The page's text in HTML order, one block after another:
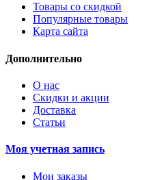
Товары со скидкой
Популярные товары
Карта сайта
Дополнительно
О нас
Скидки и акции
Доставка
Статьи
Моя учетная запись
Мои заказы